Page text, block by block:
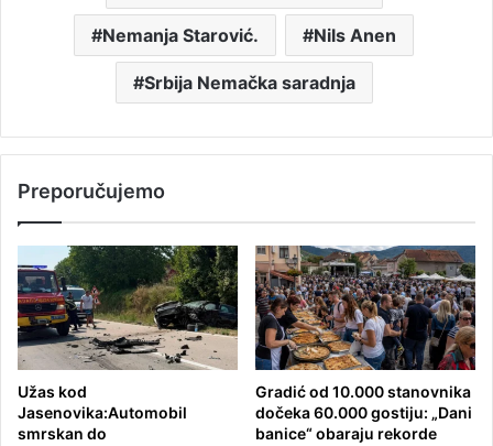
Nemanja Starović. Nils Anen
Srbija Nemačka saradnja
Preporučujemo
Užas kod
Jasenovika:Automobil
smrskan do
Gradić od 10.000 stanovnika
dočeka 60.000 gostiju: „Dani
banice“ obaraju rekorde